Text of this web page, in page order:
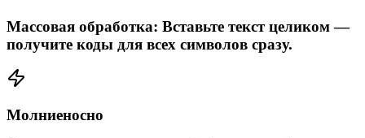
Массовая обработка: Вставьте текст целиком —
получите коды для всех символов сразу.
Молниеносно